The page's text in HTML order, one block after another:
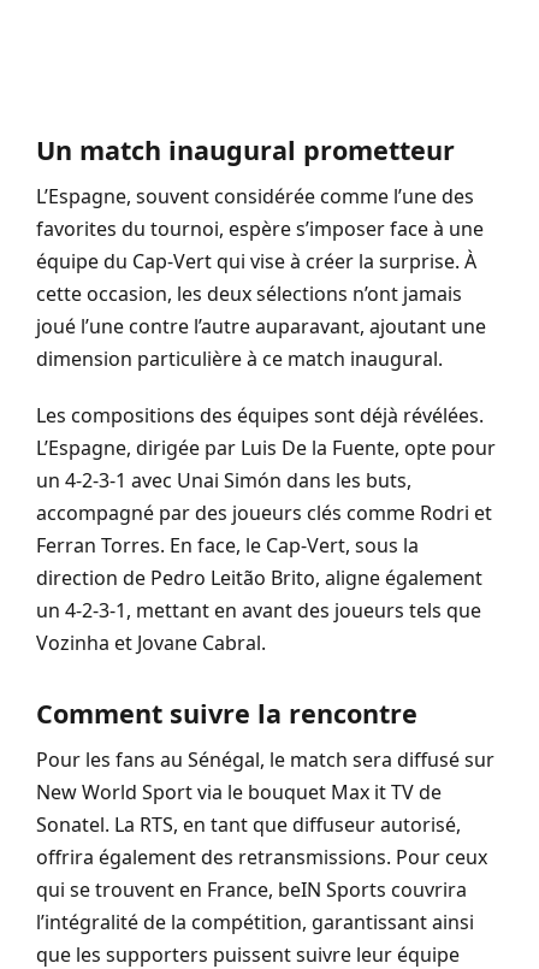
Un match inaugural prometteur
L’Espagne, souvent considérée comme l’une des
favorites du tournoi, espère s’imposer face à une
équipe du Cap-Vert qui vise à créer la surprise. À
cette occasion, les deux sélections n’ont jamais
joué l’une contre l’autre auparavant, ajoutant une
dimension particulière à ce match inaugural.
Les compositions des équipes sont déjà révélées.
L’Espagne, dirigée par Luis De la Fuente, opte pour
un 4-2-3-1 avec Unai Simón dans les buts,
accompagné par des joueurs clés comme Rodri et
Ferran Torres. En face, le Cap-Vert, sous la
direction de Pedro Leitão Brito, aligne également
un 4-2-3-1, mettant en avant des joueurs tels que
Vozinha et Jovane Cabral.
Comment suivre la rencontre
Pour les fans au Sénégal, le match sera diffusé sur
New World Sport via le bouquet Max it TV de
Sonatel. La RTS, en tant que diffuseur autorisé,
offrira également des retransmissions. Pour ceux
qui se trouvent en France, beIN Sports couvrira
l’intégralité de la compétition, garantissant ainsi
que les supporters puissent suivre leur équipe